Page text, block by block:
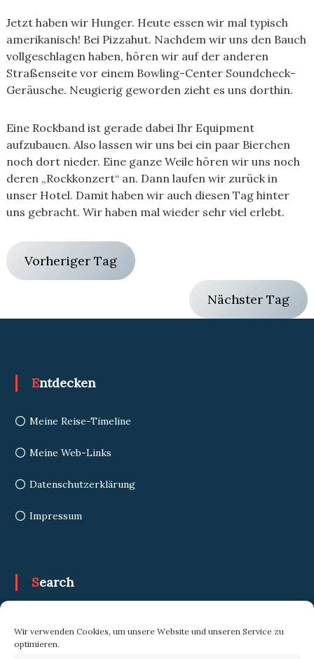
Wir verwenden Cookies, um unsere Website und unseren Service zu
optimieren.
Jetzt haben wir Hunger. Heute essen wir mal typisch
amerikanisch! Bei Pizzahut. Nachdem wir uns den Bauch
vollgeschlagen haben, hören wir auf der anderen
Straßenseite vor einem Bowling-Center Soundcheck-
Geräusche. Neugierig geworden zieht es uns dorthin.
Eine Rockband ist gerade dabei Ihr Equipment
aufzubauen. Also lassen wir uns bei ein paar Bierchen
noch dort nieder. Eine ganze Weile hören wir uns noch
deren „Rockkonzert“ an. Dann laufen wir zurück in
unser Hotel. Damit haben wir auch diesen Tag hinter
uns gebracht. Wir haben mal wieder sehr viel erlebt.
Vorheriger Tag
Nächster Tag
Entdecken
Meine Reise-Timeline
Meine Web-Links
Datenschutzerklärung
Impressum
Search
for: